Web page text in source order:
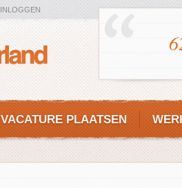
INLOGGEN
VACATURE PLAATSEN